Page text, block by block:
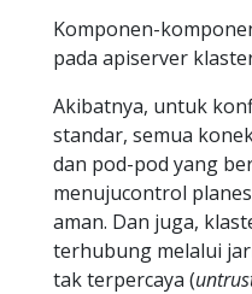
Komponen-
pada apiserver
Akibatnya, untuk
standar, semua
dan pod-pod yang
menujucontrol
aman. Dan juga,
terhubung melalui
tak terpercaya (